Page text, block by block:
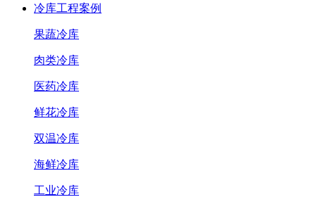
冷库工程案例
果蔬冷库
肉类冷库
医药冷库
鲜花冷库
双温冷库
海鲜冷库
工业冷库